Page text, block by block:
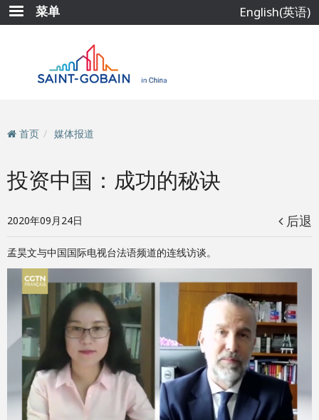
跳
转
菜单 English(英语)
首页 媒体报道
投资中国：成功的秘诀
2020年09月24日 后退
孟昊文与中国国际电视台法语频道的连线访谈。